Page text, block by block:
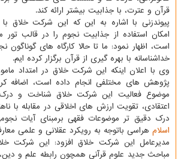
قرآن و عترت، با جذابیت بیشتر ارائه کند.
پیوندزنی با اشاره به این که این شرکت خلاق با
امکان استفاده از جذابیت نجوم را در قالب تور
است، اظهار نمود: ما تا حالا کارگاه های گوناگون
خداشناسانه با بهره گیری از قرآن برگزار کرده ایم.
وی با اعلان اینکه این شرکت خلاق در امتداد
پژوهش های مختلفی انجام داده است، اضافه
موضوع فعالیت این شرکت خلاق شناخت و
اعتقادی، تقویت ارزش های اخلاقی در مقابله با
درک دقیق تر موضوعات فقهی برمبنای آیات
اسلام هراسی باتوجه به رویکرد عقلانی و علمی
مدیرعامل این شرکت خلاق افزود: این شرکت
مباحث جدید علوم قرآنی همچون رابطه علم و